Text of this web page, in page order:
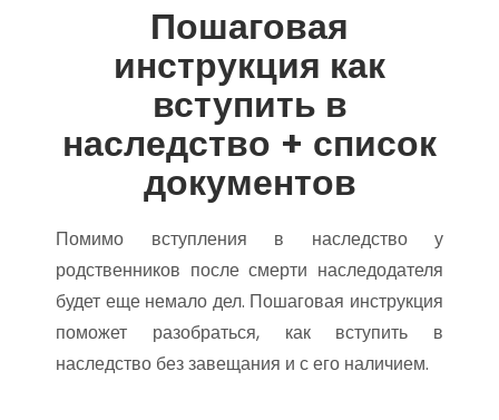
Пошаговая
инструкция как
вступить в
наследство + список
документов
Помимо вступления в наследство у
родственников после смерти наследодателя
будет еще немало дел. Пошаговая инструкция
поможет разобраться, как вступить в
наследство без завещания и с его наличием.